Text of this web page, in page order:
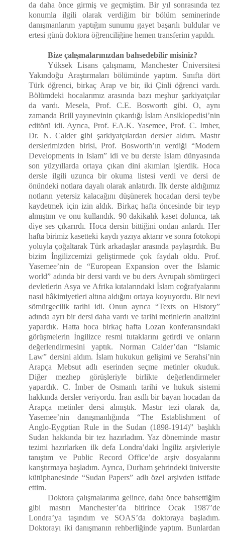
da daha önce girmiş ve geçmiştim. Bir yıl sonrasında tez
konumla ilgili olarak verdiğim bir bölüm seminerinde
danışmanlarım yaptığım sunumu gayet başarılı buldular ve
ertesi günü doktora öğrenciliğine hemen transferim yapıldı.
Bize çalışmalarınızdan bahsedebilir misiniz?
Yüksek Lisans çalışmamı, Manchester Üniversitesi
Yakındoğu Araştırmaları bölümünde yaptım. Sınıfta dört
Türk öğrenci, birkaç Arap ve bir, iki Çinli öğrenci vardı.
Bölümdeki hocalarımız arasında bazı meşhur şarkiyatçılar
da vardı. Mesela, Prof. C.E. Bosworth gibi. O, aynı
zamanda Brill yayınevinin çıkardığı İslam Ansiklopedisi’nin
editörü idi. Ayrıca, Prof. F.A.K. Yasemee, Prof. C. Imber,
Dr. N. Calder gibi şarkiyatçılardan dersler aldım. Mastır
derslerimizden birisi, Prof. Bosworth’ın verdiği “Modern
Developments in Islam” idi ve bu derste İslam dünyasında
son yüzyıllarda ortaya çıkan dini akımları işlerdik. Hoca
dersle ilgili uzunca bir okuma listesi verdi ve dersi de
önündeki notlara dayalı olarak anlatırdı. İlk derste aldığımız
notların yetersiz kalacağını düşünerek hocadan dersi teybe
kaydetmek için izin aldık. Birkaç hafta öncesinde bir teyp
almıştım ve onu kullandık. 90 dakikalık kaset dolunca, tak
diye ses çıkarırdı. Hoca dersin bittiğini ondan anlardı. Her
hafta birimiz kasetteki kaydı yazıya aktarır ve sonra fotokopi
yoluyla çoğaltarak Türk arkadaşlar arasında paylaşırdık. Bu
bizim İngilizcemizi geliştirmede çok faydalı oldu. Prof.
Yasemee’nin de “European Expansion over the Islamic
world” adında bir dersi vardı ve bu ders Avrupalı sömürgeci
devletlerin Asya ve Afrika kıtalarındaki İslam coğrafyalarını
nasıl hâkimiyetleri altına aldığını ortaya koyuyordu. Bir nevi
sömürgecilik tarihi idi. Onun ayrıca “Texts on History”
adında ayrı bir dersi daha vardı ve tarihi metinlerin analizini
yapardık. Hatta hoca birkaç hafta Lozan konferansındaki
görüşmelerin İngilizce resmi tutaklarını getirdi ve onların
değerlendirmesini yaptık. Norman Calder’dan “Islamic
Law” dersini aldım. İslam hukukun gelişimi ve Serahsi’nin
Arapça Mebsut adlı eserinden seçme metinler okuduk.
Diğer mezhep görüşleriyle birlikte değerlendirmeler
yapardık. C. İmber de Osmanlı tarihi ve hukuk sistemi
hakkında dersler veriyordu. İran asıllı bir bayan hocadan da
Arapça metinler dersi almıştık. Mastır tezi olarak da,
Yasemee’nin danışmanlığında “The Establishment of
Anglo-Eygptian Rule in the Sudan (1898-1914)” başlıklı
Sudan hakkında bir tez hazırladım. Yaz döneminde mastır
tezimi hazırlarken ilk defa Londra’daki İngiliz arşivleriyle
tanıştım ve Public Record Office’de arşiv dosyalarını
karıştırmaya başladım. Ayrıca, Durham şehrindeki üniversite
kütüphanesinde “Sudan Papers” adlı özel arşivden istifade
ettim.
Doktora çalışmalarıma gelince, daha önce bahsettiğim
gibi mastırı Manchester’da bitirince Ocak 1987’de
Londra’ya taşındım ve SOAS’da doktoraya başladım.
Doktorayı iki danışmanın rehberliğinde yaptım. Bunlardan